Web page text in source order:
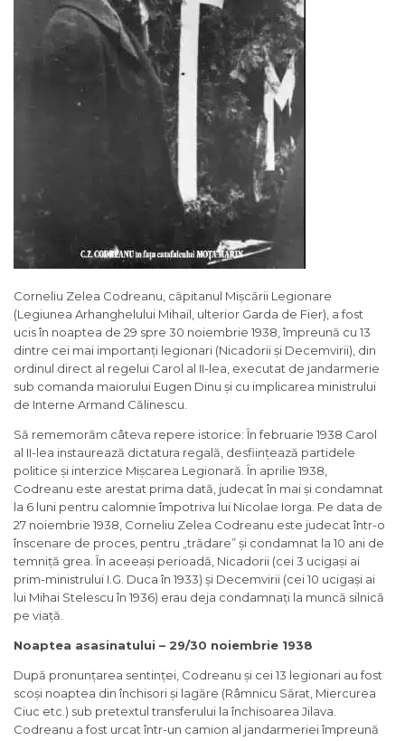
Corneliu Zelea Codreanu, căpitanul Mișcării Legionare
(Legiunea Arhanghelului Mihail, ulterior Garda de Fier), a fost
ucis în noaptea de 29 spre 30 noiembrie 1938, împreună cu 13
dintre cei mai importanți legionari (Nicadorii și Decemvirii), din
ordinul direct al regelui Carol al II-lea, executat de jandarmerie
sub comanda maiorului Eugen Dinu și cu implicarea ministrului
de Interne Armand Călinescu.
Să rememorăm câteva repere istorice: În februarie 1938 Carol
al II-lea instaurează dictatura regală, desființează partidele
politice și interzice Mișcarea Legionară. În aprilie 1938,
Codreanu este arestat prima dată, judecat în mai și condamnat
la 6 luni pentru calomnie împotriva lui Nicolae Iorga. Pe data de
27 noiembrie 1938, Corneliu Zelea Codreanu este judecat într-o
înscenare de proces, pentru „trădare” și condamnat la 10 ani de
temniță grea. În aceeași perioadă, Nicadorii (cei 3 ucigași ai
prim-ministrului I.G. Duca în 1933) și Decemvirii (cei 10 ucigași ai
lui Mihai Stelescu în 1936) erau deja condamnați la muncă silnică
pe viață.
Noaptea asasinatului – 29/30 noiembrie 1938
După pronunțarea sentinței, Codreanu și cei 13 legionari au fost
scoși noaptea din închisori și lagăre (Râmnicu Sărat, Miercurea
Ciuc etc.) sub pretextul transferului la închisoarea Jilava.
Codreanu a fost urcat într-un camion al jandarmeriei împreună